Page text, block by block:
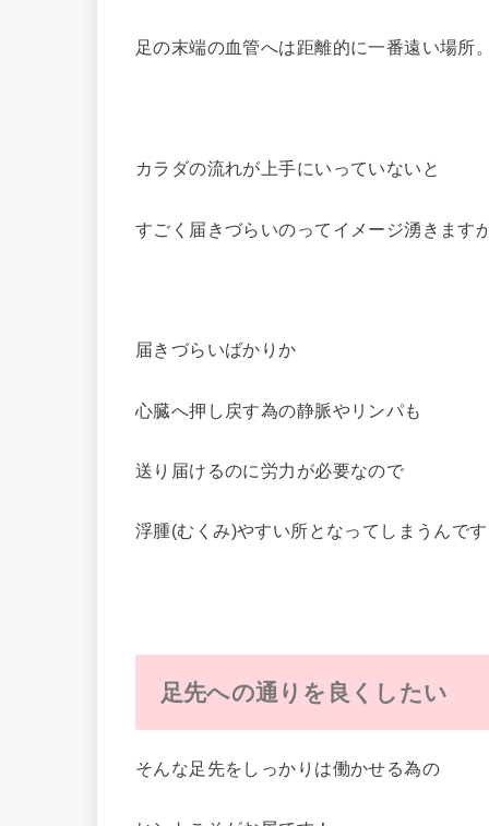
足の末端の血管へは距離的に一番遠い場所
カラダの流れが上手にいっていないと
すごく届きづらいのってイメージ湧きます
届きづらいばかりか
心臓へ押し戻す為の静脈やリンパも
送り届けるのに労力が必要なので
浮腫(むくみ)やすい所となってしまうんで
足先への通りを良くしたい
そんな足先をしっかりは働かせる為の